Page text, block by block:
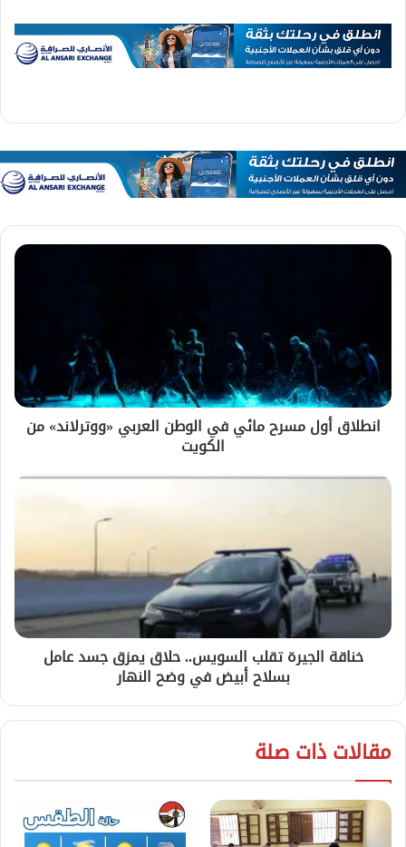
انطلاق أول مسرح مائي في الوطن العربي «ووترلاند» من
الكويت
خناقة الجيرة تقلب السويس.. حلاق يمزق جسد عامل
بسلاح أبيض في وضح النهار
مقالات ذات صلة